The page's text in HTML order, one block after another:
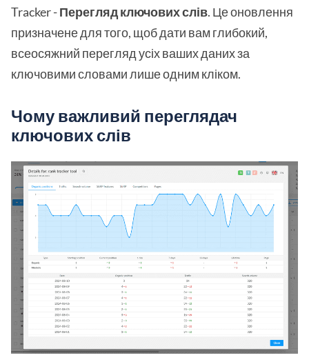
Tracker -Перегляд ключових слів. Це оновлення
призначене для того, щоб дати вам глибокий,
всеосяжний перегляд усіх ваших даних за
ключовими словами лише одним кліком.
Чому важливий переглядач
ключових слів